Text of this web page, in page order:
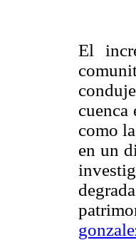
El
cuenca
como
en un